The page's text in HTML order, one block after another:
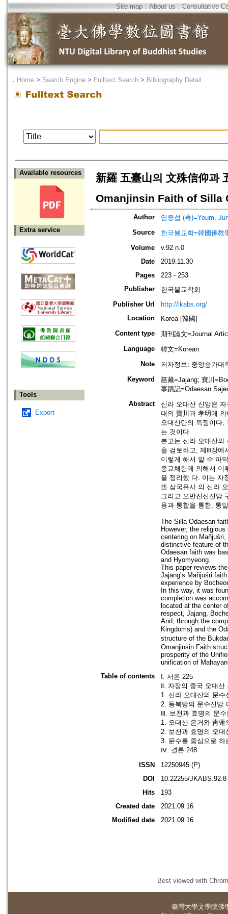
Site map．About us ． Consultative
． Home > Search Engine > Fulltext Search > Bibliography Detail
Available resources
Extra service
Tools
Export
新羅 五臺⼭의 ⽂殊信仰
Omanjinsin Faith of Silla
Author
염중섭 (著)=Youm,
Source
한국불교학=韓國佛教
Volume
v.92 n.0
Date
2019.11.30
Pages
223 - 253
Publisher
한국불교학회
Publisher Url
http://ikabs.org/
Location
Korea [韓國]
Content type
期刊論文=Journal
Language
韓文=Korean
Note
저자정보: 중앙승가대
Keyword
慈藏=Jajang; 寶川
事蹟記=Odaesan
Abstract
신라 오대산 신앙은
대의 寶川과 孝明에
오대산만의 특징이다.
는 것이다.
본고는 신라 오대산의
을 검토하고, 제Ⅲ장에
이렇게 해서 알 수 파
종교체험에 의해서 이
을 정리했 다. 이는 자
또 삼국유사 의 신라
그리고 오만진신신앙
융과 통합을 통한, 통
The Silla Odaesan
However, the
centering on
distinctive feature of
Odaesan faith was
and Hyomyeong.
This paper reviews
Jajang’s Mañjuśri
experience by
In this way, it was
completion was
located at the center
respect, Jajang,
And, through the
Kingdoms) and the
structure of the
Omanjinsin Faith
prosperity of the
unification of
Table of contents
Ⅰ. 서론 225
Ⅱ. 자장의 중국 오대
1. 신라 오대산의 문
2. 동북방의 문수신앙
Ⅲ. 보천과 효명의 문
1. 오대산 은거와 靑蓮
2. 보천과 효명의 오대
3. 문수를 중심으로 하
Ⅳ. 결론 248
ISSN
12250945 (P)
DOI
10.22255/JKABS.92.8
Hits
193
Created date
2021.09.16
Modified date
2021.09.16
Best viewed with
臺灣大學文學院佛